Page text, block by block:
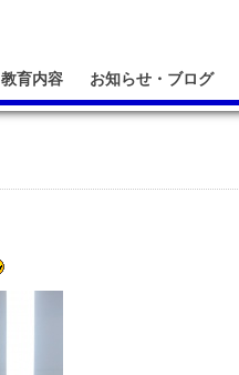
教育内容 お知らせ・ブログ